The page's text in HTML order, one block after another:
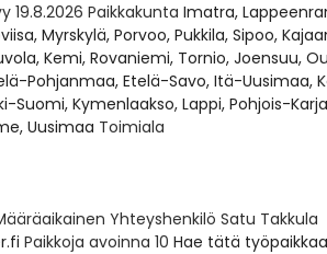
19.8.2026 PaikkakuntaImatra,
Myrskylä, Porvoo, Pukkila, Sipoo,
Kemi, Rovaniemi, Tornio, Joensuu,
Pohjanmaa, Etelä-Savo, Itä-Uusimaa,
Suomi, Kymenlaakso, Lappi, Pohjois-
Uusimaa Toimiala
YhteyshenkilöSatu Takkula
Paikkoja avoinna10 Hae tätä